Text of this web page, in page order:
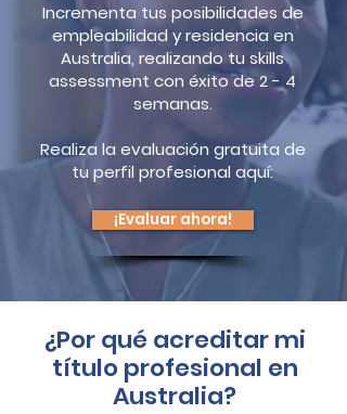
Incrementa tus posibilidades de
empleabilidad y residencia en
Australia, realizando tu skills
assessment con éxito de 2 - 4
semanas.
Realiza la evaluación gratuita de
tu perfil profesional aquí:
¡Evaluar ahora!
¿Por qué acreditar mi
título profesional en
Australia?